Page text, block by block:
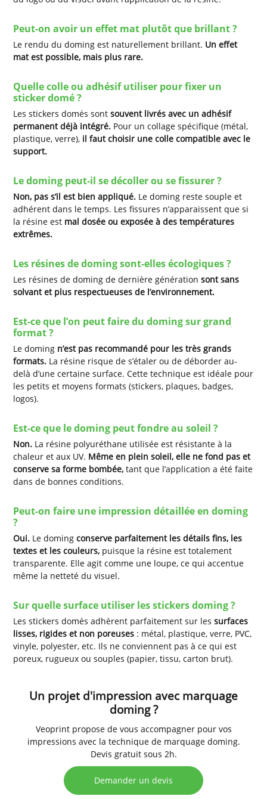
Peut-on avoir un effet mat plutôt que brillant ?
Le rendu du doming est naturellement brillant. Un effet
mat est possible, mais plus rare.
Quelle colle ou adhésif utiliser pour fixer un
sticker domé ?
Les stickers domés sont souvent livrés avec un adhésif
permanent déjà intégré. Pour un collage spécifique (métal,
plastique, verre), il faut choisir une colle compatible avec le
support.
Le doming peut-il se décoller ou se fissurer ?
Non, pas s’il est bien appliqué. Le doming reste souple et
adhérent dans le temps. Les fissures n’apparaissent que si
la résine est mal dosée ou exposée à des températures
extrêmes.
Les résines de doming sont-elles écologiques ?
Les résines de doming de dernière générationsont sans
solvant et plus respectueuses de l’environnement.
Est-ce que l’on peut faire du doming sur grand
format ?
Le doming n’est pas recommandé pour les très grands
formats. La résine risque de s’étaler ou de déborder au-
delà d’une certaine surface. Cette technique est idéale pour
les petits et moyens formats (stickers, plaques, badges,
logos).
Est-ce que le doming peut fondre au soleil ?
Non. La résine polyuréthane utilisée est résistante à la
chaleur et aux UV. Même en plein soleil, elle ne fond pas et
conserve sa forme bombée, tant que l’application a été faite
dans de bonnes conditions.
Peut-on faire une impression détaillée en doming
?
Oui. Le domingconserve parfaitement les détails fins, les
textes et les couleurs, puisque la résine est totalement
transparente. Elle agit comme une loupe, ce qui accentue
même la netteté du visuel.
Sur quelle surface utiliser les stickers doming ?
Les stickers domés adhèrent parfaitement sur les surfaces
lisses, rigides et non poreuses : métal, plastique, verre, PVC,
vinyle, polyester, etc. Ils ne conviennent pas à ce qui est
poreux, rugueux ou souples (papier, tissu, carton brut).
Un projet d'impression avec marquage
doming ?
Veoprint propose de vous accompagner pour vos
impressions avec la technique de marquage doming.
Devis gratuit sous 2h.
Demander un devis